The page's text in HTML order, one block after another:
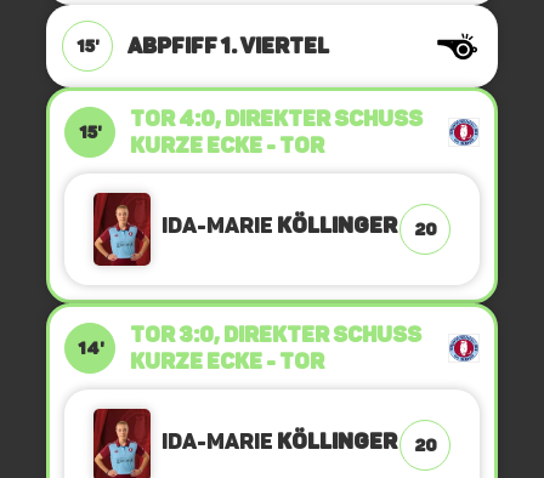
15' ABPFIFF 1. Viertel
15'
TOR 4:0, DIREKTER SCHUSS
Kurze Ecke - Tor
Ida-Marie Köllinger 20
14'
TOR 3:0, DIREKTER SCHUSS
Kurze Ecke - Tor
Ida-Marie Köllinger 20